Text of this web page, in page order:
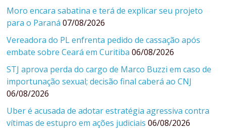
Moro encara sabatina e terá de explicar seu projeto
para o Paraná 07/08/2026
Vereadora do PL enfrenta pedido de cassação após
embate sobre Ceará em Curitiba 06/08/2026
STJ aprova perda do cargo de Marco Buzzi em caso de
importunação sexual; decisão final caberá ao CNJ
06/08/2026
Uber é acusada de adotar estratégia agressiva contra
vítimas de estupro em ações judiciais 06/08/2026